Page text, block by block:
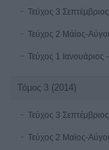
Τεύχος 3
Τεύχος 2 Μάίος-
Τεύχος 1 Ιανουάριος
Τόμος 3 (2014)
Τεύχος 3
Τεύχος 2 Μαϊος-